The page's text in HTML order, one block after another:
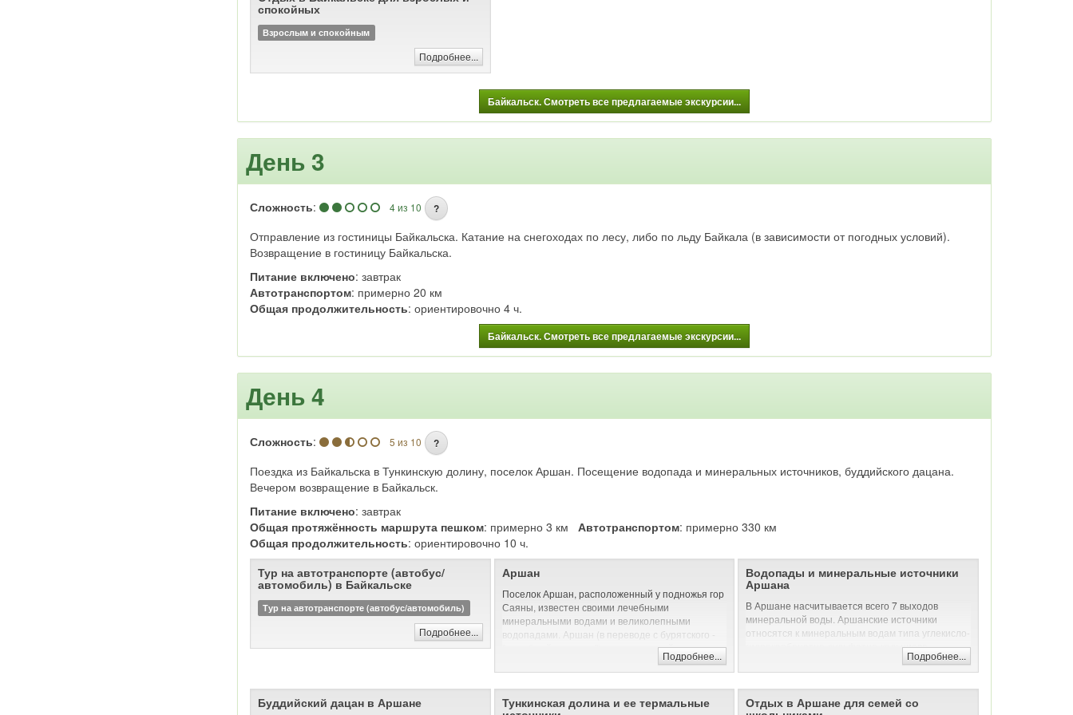
Как добраться до Байкальска?Проще всего до
Байкальска добраться на автомобиле: время в
пути из Иркутска около 3 часов по извилистой
спокойных
Взрослым и спокойным
Подробнее...
Байкальск. Смотреть все предлагаемые экскурсии...
День 3
Сложность: 4 из 10 ?
Отправление из гостиницы Байкальска. Катание на снегоходах по лесу, либо по льду Байкала (в зависимости от погодных условий).
Возвращение в гостиницу Байкальска.
Питание включено: завтрак
Автотранспортом: примерно 20 км
Общая продолжительность: ориентировочно 4 ч.
Байкальск. Смотреть все предлагаемые экскурсии...
День 4
Сложность: 5 из 10 ?
Поездка из Байкальска в Тункинскую долину, поселок Аршан. Посещение водопада и минеральных источников, буддийского дацана.
Вечером возвращение в Байкальск.
Питание включено: завтрак
Общая протяжённость маршрута пешком: примерно 3 км Автотранспортом: примерно 330 км
Общая продолжительность: ориентировочно 10 ч.
Тур на автотранспорте (автобус/
автомобиль) в Байкальске
Тур на автотранспорте (автобус/автомобиль)
Подробнее...
Аршан
Поселок Аршан, расположенный у подножья гор
Саяны, известен своими лечебными
минеральными водами и великолепными
водопадами. Аршан (в переводе с бурятского -
"целебный источник") – современный
бальнеологический и горно-климатический
курорт. Поселок Аршан – это роскошная
природа предгорий Саян, чистый горный воздух,
сосновый лес и прозрачная вода реки Кынгырга.
Подробнее...
Водопады и минеральные источники
Аршана
В Аршане насчитывается всего 7 выходов
минеральной воды. Аршанские источники
относятся к минеральным водам типа углекисло-
гидрокарбонатно-сульфатно-кальциево-
магниевых. В непосредственной близости от
поселка Аршан расположен живописный каньон
реки Кынгарга, по левому берегу которой идет
набитая тропа. По ней от поселка можно дойти
Подробнее...
Буддийский дацан в Аршане Тункинская долина и ее термальные Отдых в Аршане для семей со